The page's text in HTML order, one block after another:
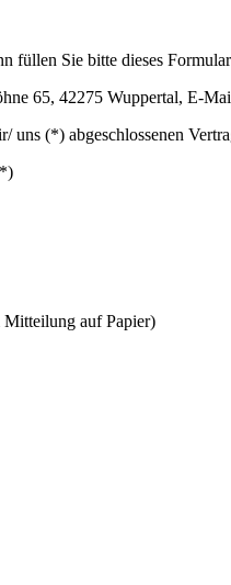
füllen Sie bitte dieses
65, 42275 Wuppertal, E-
(*) abgeschlossenen
Mitteilung auf Papier)